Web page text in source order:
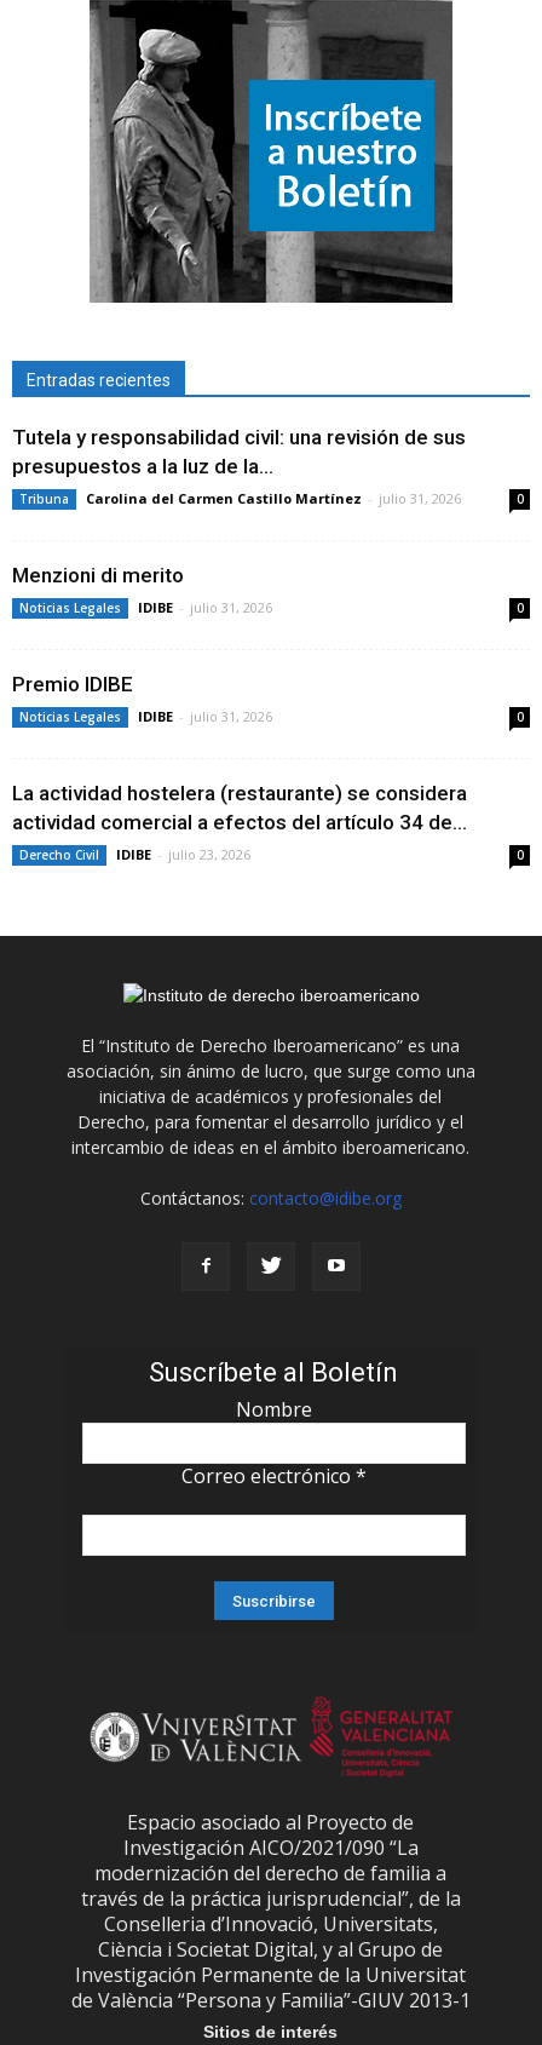
Entradas recientes
Tutela y responsabilidad civil: una revisión de sus
presupuestos a la luz de la...
Tribuna Carolina del Carmen Castillo Martínez - julio 31, 2026 0
Menzioni di merito
Noticias Legales IDIBE - julio 31, 2026 0
Premio IDIBE
Noticias Legales IDIBE - julio 31, 2026 0
La actividad hostelera (restaurante) se considera
actividad comercial a efectos del artículo 34 de...
Derecho Civil IDIBE - julio 23, 2026 0
El “Instituto de Derecho Iberoamericano” es una
asociación, sin ánimo de lucro, que surge como una
iniciativa de académicos y profesionales del
Derecho, para fomentar el desarrollo jurídico y el
intercambio de ideas en el ámbito iberoamericano.
Contáctanos: contacto@idibe.org
Suscríbete al Boletín
Nombre
Correo electrónico *
Espacio asociado al Proyecto de
Investigación AICO/2021/090 “La
modernización del derecho de familia a
través de la práctica jurisprudencial”, de la
Conselleria d’Innovació, Universitats,
Ciència i Societat Digital, y al Grupo de
Investigación Permanente de la Universitat
de València “Persona y Familia”-GIUV 2013-1
Sitios de interés